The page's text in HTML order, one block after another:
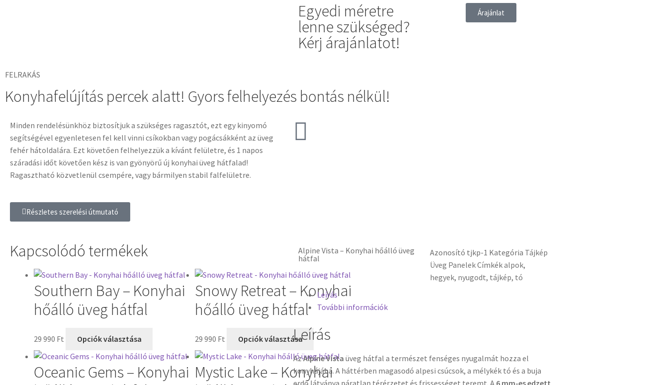
Egyedi méretre
lenne szükséged?
Kérj árajánlatot!
Árajánlat
FELRAKÁS
Konyhafelújítás percek alatt! Gyors felhelyezés bontás nélkül!
Minden rendelésünkhöz biztosítjuk a szükséges ragasztót, ezt egy kinyomó
segítségével egyenletesen fel kell vinni csíkokban vagy pogácsákként az üveg
fehér hátoldalára. Ezt követően felhelyezzük a kívánt felületre, és 1 napos
száradási időt követően kész is van gyönyörű új konyhai üveg hátfalad!
Ragasztható közvetlenül csempére, vagy bármilyen stabil falfelületre.
Részletes szerelési útmutató
Kapcsolódó termékek
Southern Bay – Konyhai
hőálló üveg hátfal
29 990 Ft Opciók választása
Snowy Retreat – Konyhai
hőálló üveg hátfal
29 990 Ft Opciók választása
Oceanic Gems – Konyhai Mystic Lake – Konyhai
Alpine Vista – Konyhai hőálló üveg
hátfal
Azonosító tjkp-1 Kategória Tájkép
Üveg PanelekCímkékalpok,
hegyek, nyugodt, tájkép, tó
Leírás
További információk
Leírás
AzAlpine Vista üveg hátfal a természet fenséges nyugalmát hozza el
konyhájába. A háttérben magasodó alpesi csúcsok, a mélykék tó és a buja